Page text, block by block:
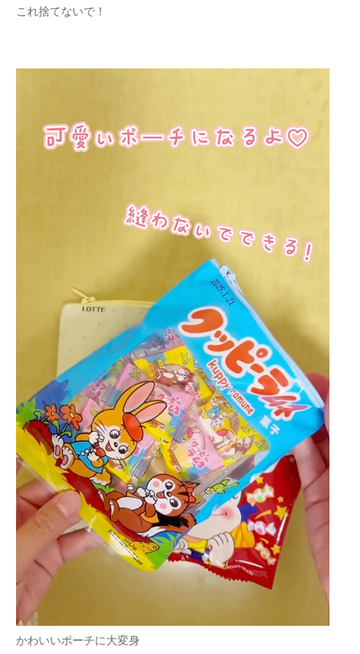
これ捨てないで！
かわいいポーチに大変身